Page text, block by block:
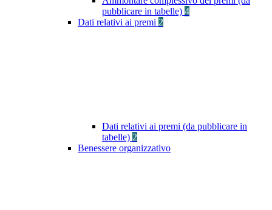
pubblicare in tabelle) 4
Dati relativi ai premi 2
Dati relativi ai premi (da pubblicare in
tabelle) 2
Benessere organizzativo